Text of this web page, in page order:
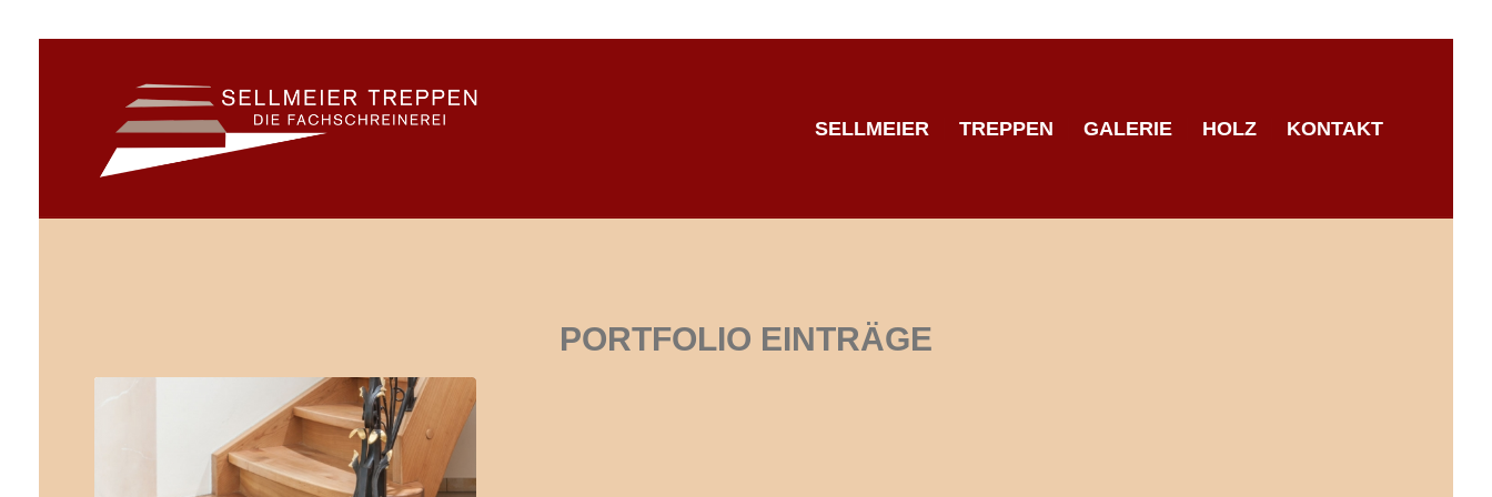
SELLMEIER TREPPEN GALERIE HOLZ KONTAKT
PORTFOLIO EINTRÄGE